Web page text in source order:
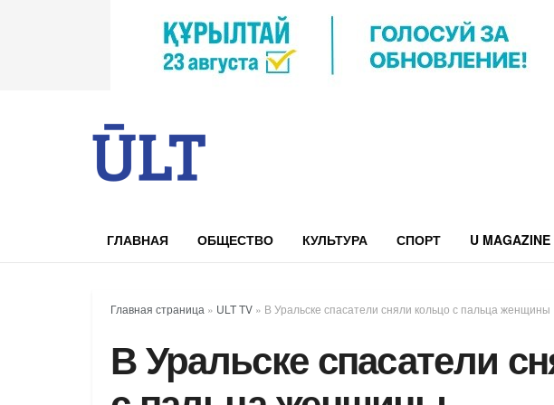
ГЛАВНАЯ ОБЩЕСТВО КУЛЬТУРА СПОРТ U MAGAZINE
Главная страница » ULT TV » В Уральске спасатели сняли кольцо с пальца женщины
В Уральске спасатели